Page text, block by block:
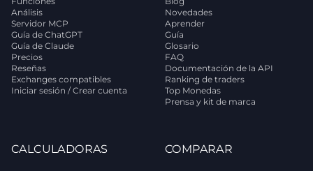
Análisis
Servidor MCP
Guía de ChatGPT
Guía de Claude
Precios
Reseñas
Exchanges compatibles
Iniciar sesión / Crear cuenta
Novedades
Aprender
Guía
Glosario
FAQ
Documentación de la API
Ranking de traders
Top Monedas
Prensa y kit de marca
CALCULADORAS COMPARAR